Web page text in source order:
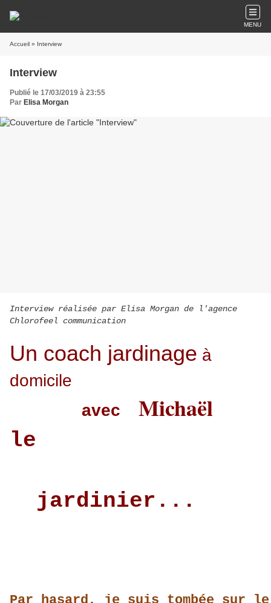
MENU
Accueil » Interview
Interview
Publié le 17/03/2019 à 23:55
Par Elisa Morgan
Interview réalisée par Elisa Morgan de l'agence
Chlorofeel communication
Un coach jardinage à
domicile
avec
Michaël
le
jardinier...